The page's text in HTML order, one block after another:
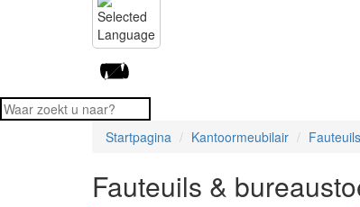
Startpagina Kantoormeubilair
Fauteuils &